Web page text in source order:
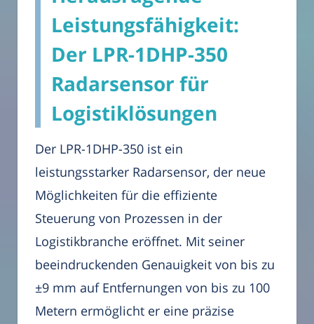
Leistungsfähigkeit:
Der LPR-1DHP-350
Radarsensor für
Logistiklösungen
Der LPR-1DHP-350 ist ein
leistungsstarker Radarsensor, der neue
Möglichkeiten für die effiziente
Steuerung von Prozessen in der
Logistikbranche eröffnet. Mit seiner
beeindruckenden Genauigkeit von bis zu
±9 mm auf Entfernungen von bis zu 100
Metern ermöglicht er eine präzise